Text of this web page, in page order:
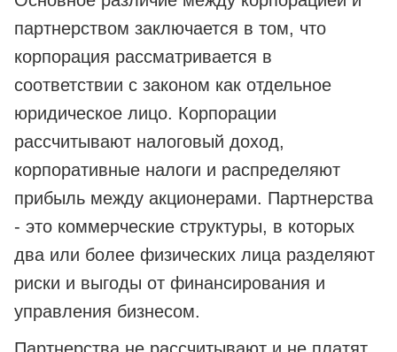
партнерством заключается в том, что
корпорация рассматривается в
соответствии с законом как отдельное
юридическое лицо. Корпорации
рассчитывают налоговый доход,
корпоративные налоги и распределяют
прибыль между акционерами. Партнерства
- это коммерческие структуры, в которых
два или более физических лица разделяют
риски и выгоды от финансирования и
управления бизнесом.